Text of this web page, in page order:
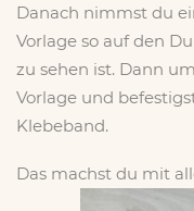
Danach nimmst du
Vorlage so auf den
zu sehen ist. Dann
Vorlage und
Klebeband.
Das machst du mit